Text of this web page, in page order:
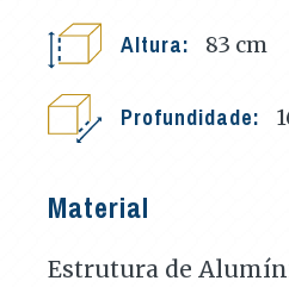
Altura: 83 cm
Profundidade:
Material
Estrutura de